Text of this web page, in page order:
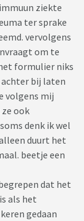
ziekte
ter sprake
vervolgens
om te
formulier niks
bij laten
volgens mij
ook
denk ik wel
duurt het
beetje een
dat het
als het
gedaan